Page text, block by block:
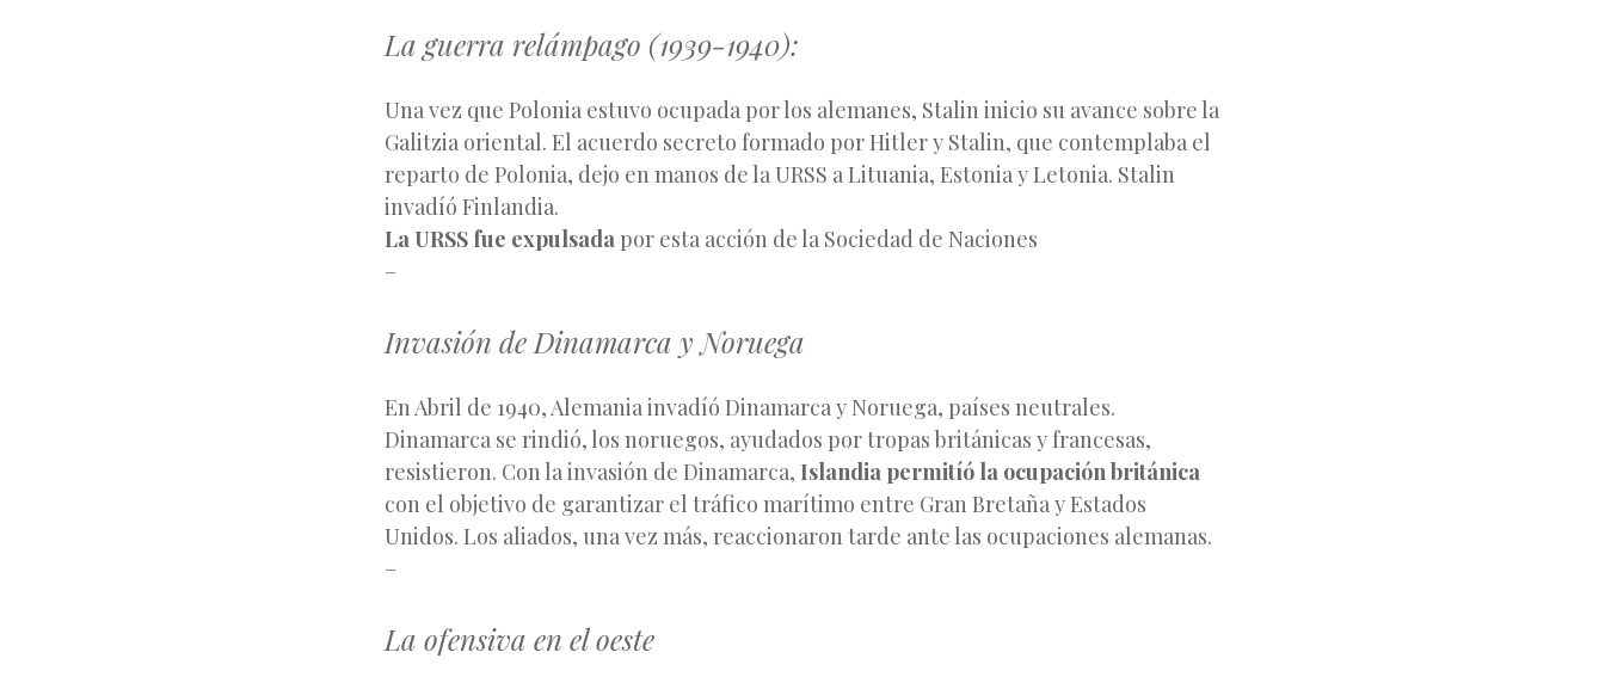
La guerra relámpago (1939-1940):
Una vez que Polonia estuvo ocupada por los alemanes, Stalin inicio su avance sobre la
Galitzia oriental. El acuerdo secreto formado por Hitler y Stalin, que contemplaba el
reparto de Polonia, dejo en manos de la URSS a Lituania, Estonia y Letonia. Stalin
invadíó Finlandia.
La URSS fue expulsada por esta acción de la Sociedad de Naciones
–
Invasión de Dinamarca y Noruega
En Abril de 1940, Alemania invadíó Dinamarca y Noruega, países neutrales.
Dinamarca se rindió, los noruegos, ayudados por tropas británicas y francesas,
resistieron. Con la invasión de Dinamarca, Islandia permitíó la ocupación británica
con el objetivo de garantizar el tráfico marítimo entre Gran Bretaña y Estados
Unidos. Los aliados, una vez más, reaccionaron tarde ante las ocupaciones alemanas.
–
La ofensiva en el oeste